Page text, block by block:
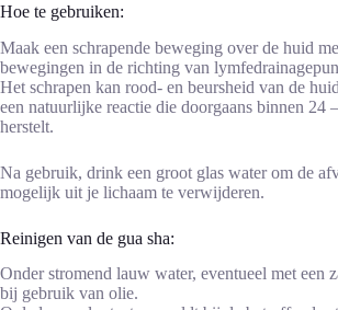
Hoe te gebruiken:
Maak een schrapende beweging over de huid
bewegingen in de richting van
Het schrapen kan rood- en beursheid van de
een natuurlijke reactie die doorgaans binnen 24
herstelt.
Na gebruik, drink een groot glas water om de
mogelijk uit je lichaam te verwijderen.
Reinigen van de gua sha:
Onder stromend lauw water, eventueel met een
bij gebruik van olie.